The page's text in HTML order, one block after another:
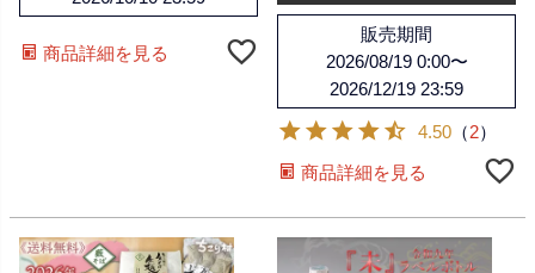
商品詳細を見る
販売期間
2026/08/19 0:00〜
2026/12/19 23:59
4.50 （2）
商品詳細を見る